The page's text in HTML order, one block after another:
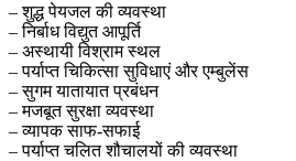
– शुद्ध पेयजल की व्यवस्था
– निर्बाध विद्युत आपूर्ति
– अस्थायी विश्राम स्थल
– पर्याप्त चिकित्सा सुविधाएं और एम्बुलेंस
– सुगम यातायात प्रबंधन
– मजबूत सुरक्षा व्यवस्था
– व्यापक साफ-सफाई
– पर्याप्त चलित शौचालयों की व्यवस्था